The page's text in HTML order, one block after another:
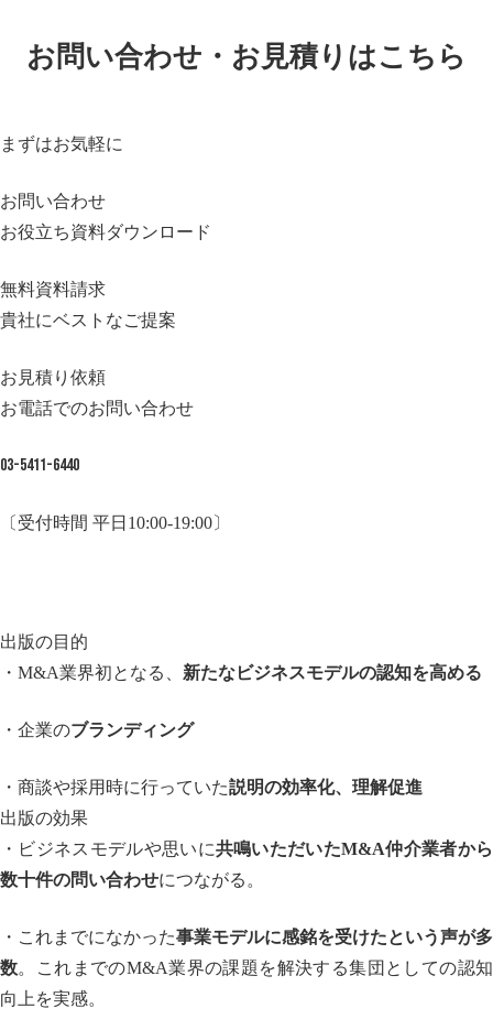
お問い合わせ・お見積りはこちら
まずはお気軽に
お問い合わせ
お役立ち資料ダウンロード
無料資料請求
貴社にベストなご提案
お見積り依頼
お電話でのお問い合わせ
03-5411-6440
〔受付時間 平日10:00-19:00〕
出版の目的
・M&A業界初となる、 新たなビジネスモデルの認知を高める
・企業のブランディング
・商談や採用時に行っていた説明の効率化、理解促進
出版の効果
・ビジネスモデルや思いに共鳴いただいたM&A仲介業者から
数十件の問い合わせにつながる。
・これまでになかった事業モデルに感銘を受けたという声が多
数。これまでのM&A業界の課題を解決する集団としての認知
向上を実感。